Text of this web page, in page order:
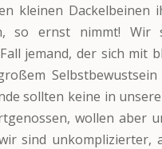
kleinen Dackelbeinen
so ernst nimmt! Wir
jemand, der sich mit
sollten keine in
wollen aber
sind unkomplizierter,